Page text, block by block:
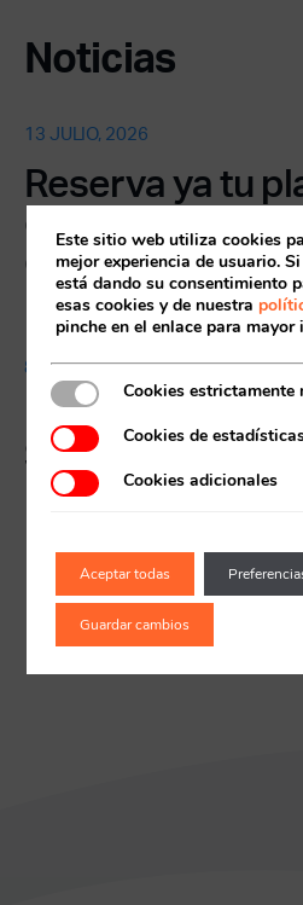
Acceso socios
Noticias
13 JULIO, 2026
Reserva ya tu
cursos de
de la temporada
8 MAYO, 2026
El campus de
Supera, lo mejor
peques
Este sitio web utiliza cookies
mejor experiencia de usuario.
está dando su consentimiento
esas cookies y de nuestra
pinche en el enlace para mayor
Cookies estrictamente
Cookies de
Cookies adicionales
Aceptar todas
Guardar cambios